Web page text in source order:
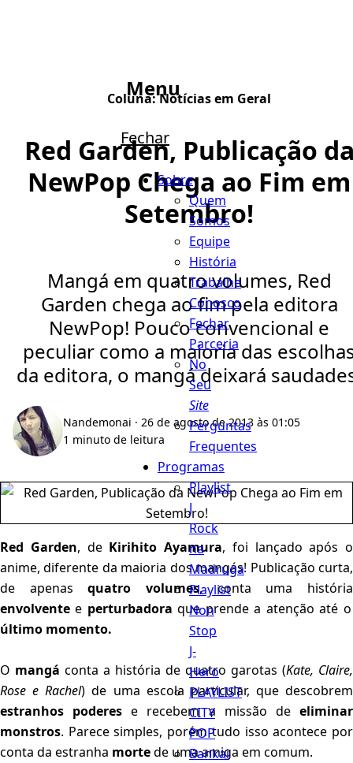
Menu
Fechar
Sobre
Quem
Somos
Equipe
História
Trabalhe
Conosco
Fechar
Parceria
No
Seu
Site
Perguntas
Frequentes
Programas
Playlist
J
Rock
na
Madruga
Playlist
Non
Stop
J-
Hero
PLAYLIST
CITY
POP
Bankai
Coluna:Notícias em Geral
Red Garden, Publicação
NewPop Chega ao Fim em
Setembro!
Mangá em quatro volumes, Red
Garden chega ao fim pela editora
NewPop! Pouco convencional e
peculiar como a maioria das
da editora, o mangá deixará
Nandemonai · 26 de agosto de 2013 às 01:05
1 minuto de leitura
Red Garden, de Kirihito Ayamura, foi lançado após o
anime, diferente da maioria dos mangás! Publicação curta,
de apenasquatro volumes, conta uma história
envolvente e perturbadora que prende a atenção até o
último momento.
O mangá conta a história de quatro garotas (Kate, Claire,
Rose e Rachel) de uma escola particular, que descobrem
estranhos poderes e recebem a missão deeliminar
monstros. Parece simples, porém tudo isso acontece por
conta da estranha mortede uma amiga em comum.